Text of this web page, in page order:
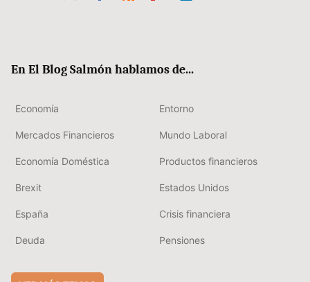
En El Blog Salmón hablamos de...
Economía Entorno
Mercados Financieros Mundo Laboral
Economía Doméstica Productos financieros
Brexit Estados Unidos
España Crisis financiera
Deuda Pensiones